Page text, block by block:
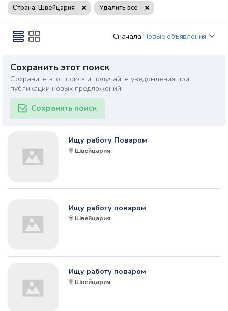
Страна: Швейцария
Удалить все
Сначала Новые объявления
Сохранить этот поиск
Сохраните этот поиск и получайте уведомления при
публикации новых предложений.
Сохранить поиск
Ищу работу Поваром
Швейцария
Ищу работу поваром
Швейцария
Ищу работу поваром
Швейцария